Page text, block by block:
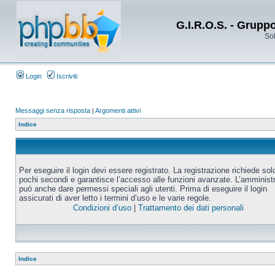
G.I.R.O.S. -
Login Iscriviti
Messaggi senza risposta | Argomenti attivi
Indice
Per eseguire il login devi essere registrato. La registrazione richiede
pochi secondi e garantisce l’accesso alle funzioni avanzate.
puó anche dare permessi speciali agli utenti. Prima di eseguire il login
assicurati di aver letto i termini d’uso e le varie regole.
Condizioni d’uso| Trattamento dei dati personali
Indice